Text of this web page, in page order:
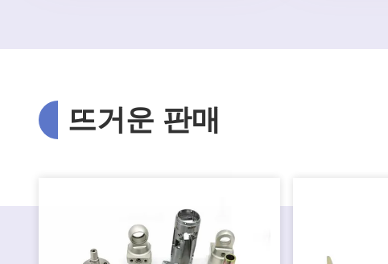
뜨거운 판매